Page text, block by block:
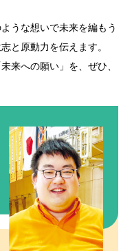
うな想いで未来を編もう
と原動力を伝えます。
来への願い」を、ぜひ、